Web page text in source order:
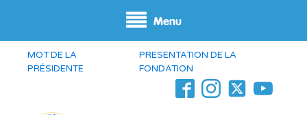
Menu
MOT DE LA
PRÉSIDENTE
PRESENTATION DE LA
FONDATION